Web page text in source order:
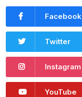
Facebook
Twitter
Instagram
YouTube